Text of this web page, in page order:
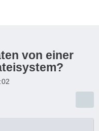
von einer